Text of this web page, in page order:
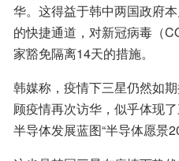
华。这得益于韩中两国政府
的快捷通道，对新冠病毒（
家豁免隔离14天的措施。
韩媒称，疫情下三星仍然如
顾疫情再次访华，似乎体现
半导体发展蓝图“半导体愿景